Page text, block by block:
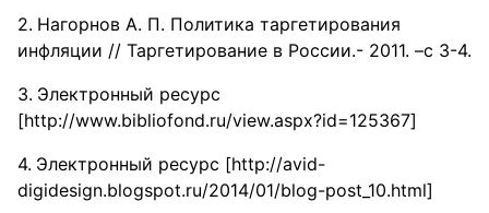
установлена цель по снижению инфляции до 4% в 2017
году и сохранению ее вблизи данного уровня в
среднесрочной перспективе.
Нагорнов А. П. Политика таргетирования
инфляции // Таргетирование в России.- 2011. –с 3-4.
Электронный ресурс
[http://www.bibliofond.ru/view.aspx?id=125367]
Электронный ресурс [http://avid-
digidesign.blogspot.ru/2014/01/blog-post_10.html]